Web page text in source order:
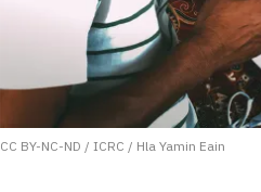
CC BY-NC-ND / ICRC / Hla Yamin Eain